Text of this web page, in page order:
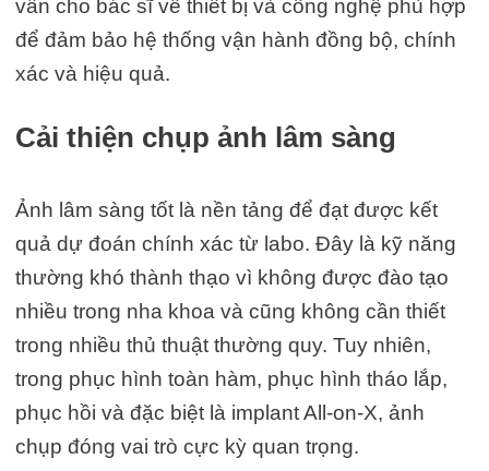
vấn cho bác sĩ về thiết bị và công nghệ phù hợp
để đảm bảo hệ thống vận hành đồng bộ, chính
xác và hiệu quả.
Cải thiện chụp ảnh lâm sàng
Ảnh lâm sàng tốt là nền tảng để đạt được kết
quả dự đoán chính xác từ labo. Đây là kỹ năng
thường khó thành thạo vì không được đào tạo
nhiều trong nha khoa và cũng không cần thiết
trong nhiều thủ thuật thường quy. Tuy nhiên,
trong phục hình toàn hàm, phục hình tháo lắp,
phục hồi và đặc biệt là implant All-on-X, ảnh
chụp đóng vai trò cực kỳ quan trọng.